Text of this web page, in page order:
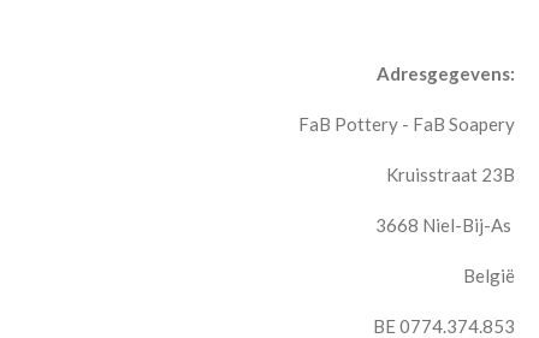
Adresgegevens:
FaB Pottery - FaB Soapery
Kruisstraat 23B
3668 Niel-Bij-As
België
BE 0774.374.853